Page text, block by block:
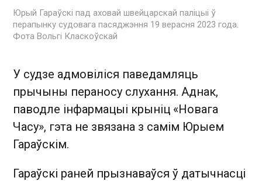
Юрый Гараўскі пад аховай швейцарскай паліцыі ў
перапынку судовага пасяджэння 19 верасня 2023 года.
Фота Вольгі Класкоўскай
У судзе адмовіліся паведамляць
прычыны пераносу слухання. Аднак,
паводле інфармацыі крыніц «Новага
Часу», гэта не звязана з самім Юрыем
Гараўскім.
Гараўскі раней прызнаваўся ў датычнасці